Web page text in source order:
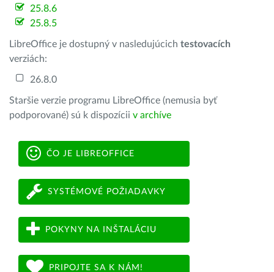
25.8.6
25.8.5
LibreOffice je dostupný v nasledujúcich testovacích
verziách:
26.8.0
Staršie verzie programu LibreOffice (nemusia byť
podporované) sú k dispozícii v archíve
ČO JE LIBREOFFICE
SYSTÉMOVÉ POŽIADAVKY
POKYNY NA INŠTALÁCIU
PRIPOJTE SA K NÁM!